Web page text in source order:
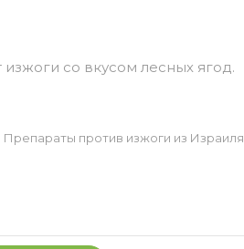
изжоги со вкусом лесных ягод.
Препараты против изжоги из Израиля